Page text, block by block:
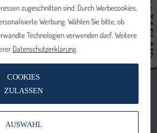
zugeschnitten sind. Durch Werbecookies,
Werbung. Wählen Sie bitte, ob
Technologien verwenden darf. Weitere
Datenschutzerklärung
COOKIES
ZULASSEN
AUSWAHL